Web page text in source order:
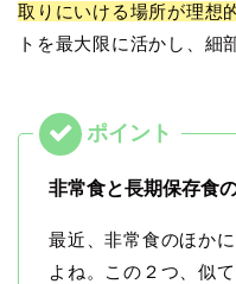
取りにいける場所が理想
トを最大限に活かし、細
非常食と長期保存食
最近、非常食のほか
よね。この２つ、似